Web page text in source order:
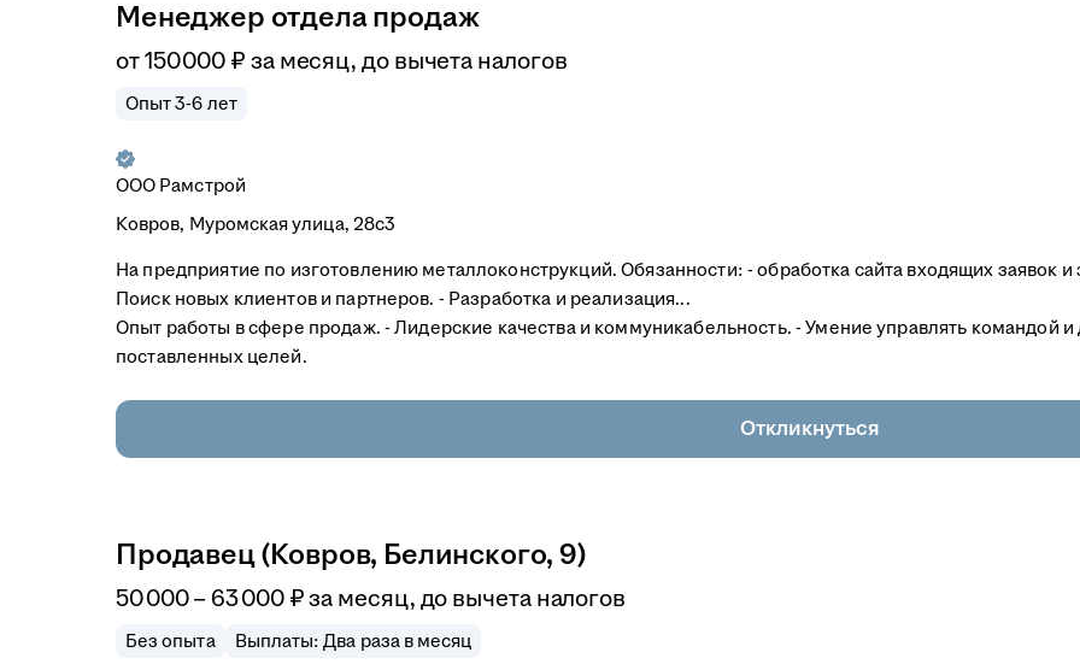
Менеджер отдела продаж
от150 000 ₽ за месяц, до вычета налогов
Опыт 3-6 лет
ООО Рамстрой
Ковров, Муромская улица, 28с3
На предприятие по изготовлению металлоконструкций. Обязанности: - обработка сайта входящих заявок и
Поиск новых клиентов и партнеров. - Разработка и реализация...
Опыт работы в сфере продаж. - Лидерские качества и коммуникабельность. - Умение управлять командой и
поставленных целей.
Откликнуться
Продавец (Ковров, Белинского, 9)
50 000–63 000 ₽ за месяц, до вычета налогов
Без опыта Выплаты: Два раза в месяц